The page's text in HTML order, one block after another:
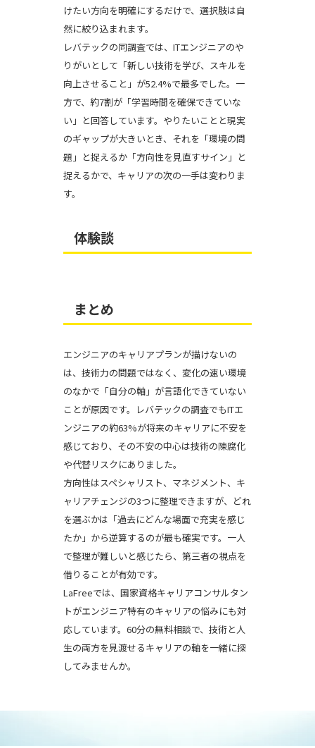
けたい方向を明確にするだけで、選択肢は自
然に絞り込まれます。
レバテックの同調査では、ITエンジニアのや
りがいとして「新しい技術を学び、スキルを
向上させること」が52.4%で最多でした。一
方で、約7割が「学習時間を確保できていな
い」と回答しています。やりたいことと現実
のギャップが大きいとき、それを「環境の問
題」と捉えるか「方向性を見直すサイン」と
捉えるかで、キャリアの次の一手は変わりま
す。
体験談
まとめ
エンジニアのキャリアプランが描けないの
は、技術力の問題ではなく、変化の速い環境
のなかで「自分の軸」が言語化できていない
ことが原因です。レバテックの調査でもITエ
ンジニアの約63%が将来のキャリアに不安を
感じており、その不安の中心は技術の陳腐化
や代替リスクにありました。
方向性はスペシャリスト、マネジメント、キ
ャリアチェンジの3つに整理できますが、どれ
を選ぶかは「過去にどんな場面で充実を感じ
たか」から逆算するのが最も確実です。一人
で整理が難しいと感じたら、第三者の視点を
借りることが有効です。
LaFreeでは、国家資格キャリアコンサルタン
トがエンジニア特有のキャリアの悩みにも対
応しています。60分の無料相談で、技術と人
生の両方を見渡せるキャリアの軸を一緒に探
してみませんか。